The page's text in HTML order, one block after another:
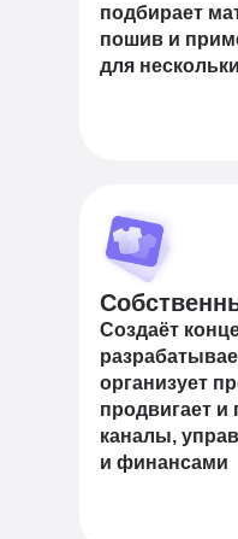
Создаёт
организует
продвигает и
каналы,
и финансами
подбирает
пошив и
для